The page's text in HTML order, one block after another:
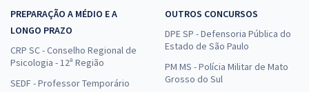
PREPARAÇÃO A MÉDIO E A
LONGO PRAZO
CRP SC - Conselho Regional de
Psicologia - 12ª Região
SEDF - Professor Temporário
OUTROS CONCURSOS
DPE SP - Defensoria Pública do
Estado de São Paulo
PM MS - Polícia Militar de Mato
Grosso do Sul